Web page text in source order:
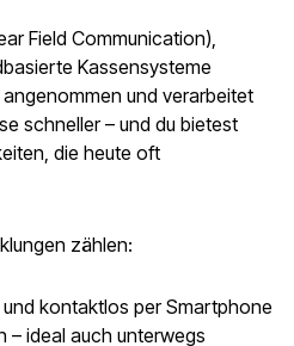
Field Communication),
Kassensysteme
und verarbeitet
schneller – und du bietest
die heute oft
zählen:
kontaktlos per Smartphone
– ideal auch unterwegs